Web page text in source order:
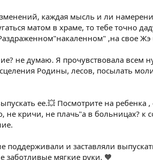
каждая мысль и ли
матом в храме, то тебе точно
,на свое Жэ
не думаю. Я прочувствовала всем
Родины, лесов, посылать
ее.💥 Посмотрите на ребенка
кричи, не плачь"а в больницах? к
и заставляли
мягкие руки. 🧡